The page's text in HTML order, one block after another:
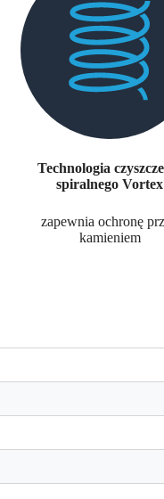
Technologia
spiralnego Vortex
zapewnia ochronę
kamieniem